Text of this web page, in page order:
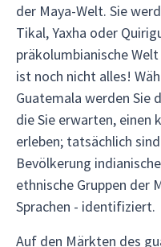
der Maya-Welt. Sie
Tikal, Yaxha oder
präkolumbianische
ist noch nicht alles!
Guatemala werden Sie
die Sie erwarten, einen
erleben; tatsächlich
Bevölkerung
ethnische Gruppen der
Sprachen - identifiziert.
Auf den Märkten des